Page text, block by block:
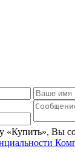
«Купить», Вы